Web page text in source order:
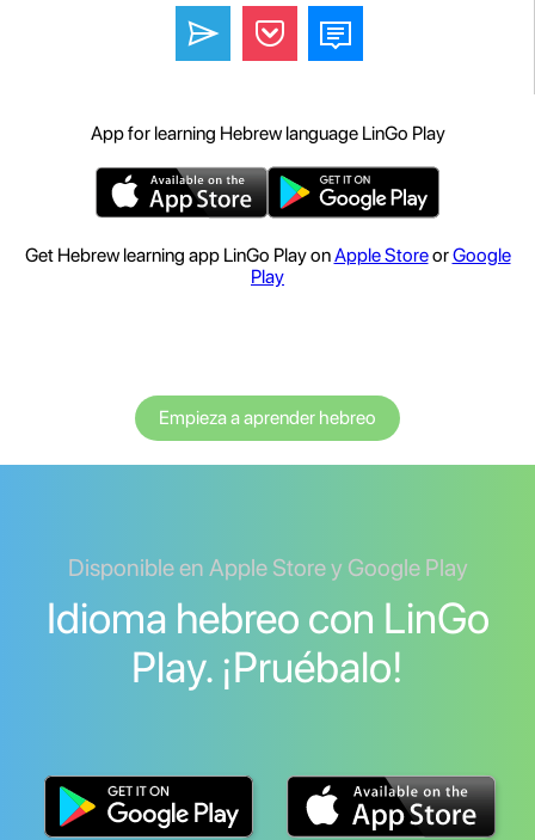
App for learning Hebrew language LinGo Play
Get Hebrew learning app LinGo Play onApple StoreorGoogle
Play
Empieza a aprender hebreo
Disponible en Apple Store y Google Play
Idioma hebreo con LinGo
Play. ¡Pruébalo!